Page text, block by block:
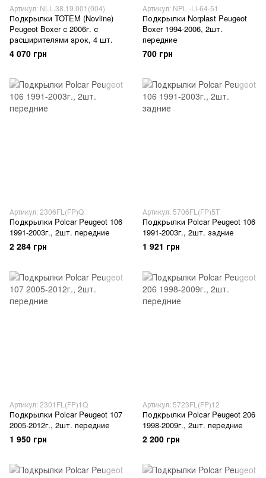
Артикул: NLL.38.19.001(004)
Подкрылки TOTEM (Novline)
Peugeot Boxer с 2006г. с
расширителями арок, 4 шт.
4 070 грн
Артикул: NPL -Li-64-51
Подкрылки Norplast Peugeot
Boxer 1994-2006, 2шт.
передние
700 грн
Артикул: 2306FL(FP)Q
Подкрылки Polcar Peugeot 106
1991-2003г., 2шт. передние
2 284 грн
Артикул: 5706FL(FP)5T
Подкрылки Polcar Peugeot 106
1991-2003г., 2шт. задние
1 921 грн
Артикул: 2301FL(FP)1Q
Подкрылки Polcar Peugeot 107
2005-2012г., 2шт. передние
1 950 грн
Артикул: 5723FL(FP)12
Подкрылки Polcar Peugeot 206
1998-2009г., 2шт. передние
2 200 грн